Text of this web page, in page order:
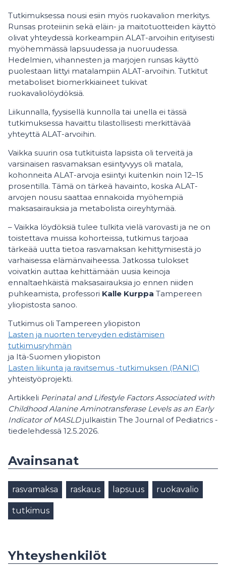
Tutkimuksessa nousi esiin myös ruokavalion merkitys.
Runsas proteiinin sekä eläin- ja maitotuotteiden käyttö
olivat yhteydessä korkeampiin ALAT-arvoihin erityisesti
myöhemmässä lapsuudessa ja nuoruudessa.
Hedelmien, vihannesten ja marjojen runsas käyttö
puolestaan liittyi matalampiin ALAT-arvoihin. Tutkitut
metaboliset biomerkkiaineet tukivat
ruokavaliolöydöksiä.
Liikunnalla, fyysisellä kunnolla tai unella ei tässä
tutkimuksessa havaittu tilastollisesti merkittävää
yhteyttä ALAT-arvoihin.
Vaikka suurin osa tutkituista lapsista oli terveitä ja
varsinaisen rasvamaksan esiintyvyys oli matala,
kohonneita ALAT-arvoja esiintyi kuitenkin noin 12–15
prosentilla. Tämä on tärkeä havainto, koska ALAT-
arvojen nousu saattaa ennakoida myöhempiä
maksasairauksia ja metabolista oireyhtymää.
– Vaikka löydöksiä tulee tulkita vielä varovasti ja ne on
toistettava muissa kohorteissa, tutkimus tarjoaa
tärkeää uutta tietoa rasvamaksan kehittymisestä jo
varhaisessa elämänvaiheessa. Jatkossa tulokset
voivatkin auttaa kehittämään uusia keinoja
ennaltaehkäistä maksasairauksia jo ennen niiden
puhkeamista, professori Kalle Kurppa Tampereen
yliopistosta sanoo.
Tutkimus oli Tampereen yliopiston
Lasten ja nuorten terveyden edistämisen
tutkimusryhmän
ja Itä-Suomen yliopiston
Lasten liikunta ja ravitsemus -tutkimuksen (PANIC)
yhteistyöprojekti.
Artikkeli Perinatal and Lifestyle Factors Associated with
Childhood Alanine Aminotransferase Levels as an Early
Indicator of MASLDjulkaistiin The Journal of Pediatrics -
tiedelehdessä 12.5.2026.
Avainsanat
rasvamaksa raskaus lapsuus ruokavalio
tutkimus
Yhteyshenkilöt